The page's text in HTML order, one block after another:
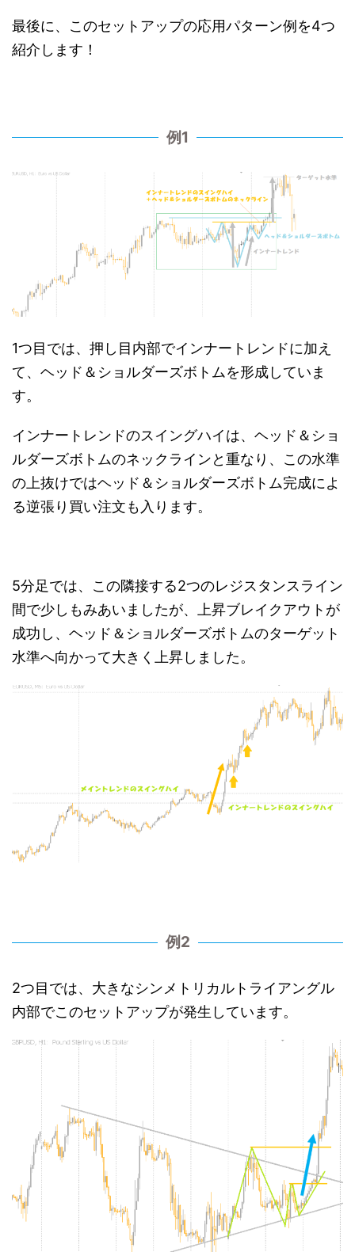
最後に、このセットアップの応用パターン例を4つ
紹介します！
例1
1つ目では、押し目内部でインナートレンドに加え
て、ヘッド＆ショルダーズボトムを形成していま
す。
インナートレンドのスイングハイは、ヘッド＆ショ
ルダーズボトムのネックラインと重なり、この水準
の上抜けではヘッド＆ショルダーズボトム完成によ
る逆張り買い注文も入ります。
5分足では、この隣接する2つのレジスタンスライン
間で少しもみあいましたが、上昇ブレイクアウトが
成功し、ヘッド＆ショルダーズボトムのターゲット
水準へ向かって大きく上昇しました。
例2
2つ目では、大きなシンメトリカルトライアングル
内部でこのセットアップが発生しています。